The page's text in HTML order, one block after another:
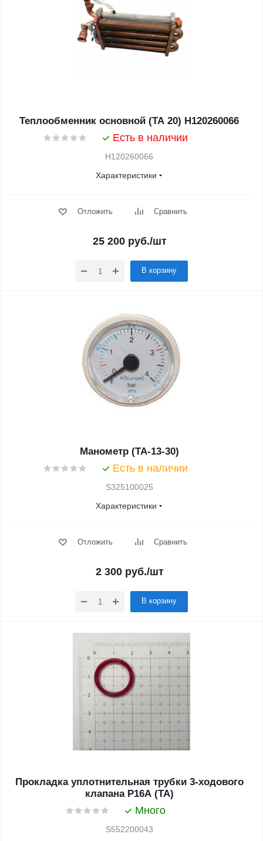
Теплообменник основной (TA 20) H120260066
Есть в наличии
H120260066
Характеристики
Отложить Сравнить
25 200руб./шт
В корзину
Манометр (ТА-13-30)
Есть в наличии
S325100025
Характеристики
Отложить Сравнить
2 300руб./шт
В корзину
Прокладка уплотнительная трубки 3-ходового
клапана P16A (TA)
Много
S552200043